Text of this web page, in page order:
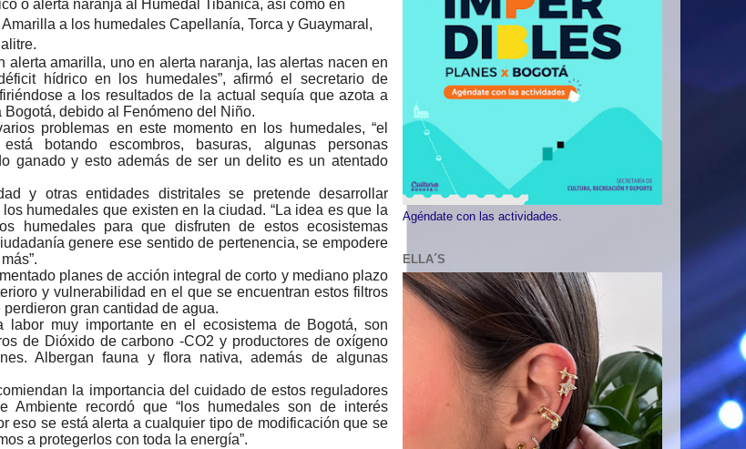
o alerta naranja al Humedal Tibanica, así como en
a los humedales Capellanía, Torca y Guaymaral,
alerta amarilla, uno en alerta naranja, las alertas nacen en
hídrico en los humedales”, afirmó el secretario de
a los resultados de la actual sequía que azota a
debido al Fenómeno del Niño.
problemas en este momento en los humedales, “el
botando escombros, basuras, algunas personas
ganado y esto además de ser un delito es un atentado
y otras entidades distritales se pretende desarrollar
humedales que existen en la ciudad. “La idea es que la
humedales para que disfruten de estos ecosistemas
genere ese sentido de pertenencia, se empodere
planes de acción integral de corto y mediano plazo
y vulnerabilidad en el que se encuentran estos filtros
gran cantidad de agua.
labor muy importante en el ecosistema de Bogotá, son
de Dióxido de carbono -CO2 y productores de oxígeno
Albergan fauna y flora nativa, además de algunas
la importancia del cuidado de estos reguladores
Ambiente recordó que “los humedales son de interés
eso se está alerta a cualquier tipo de modificación que se
a protegerlos con toda la energía”.
Agéndate con las actividades.
ELLA´S